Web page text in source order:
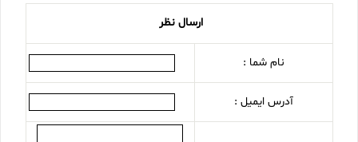
ارسال نظر
نام شما :
آدرس ایمیل :